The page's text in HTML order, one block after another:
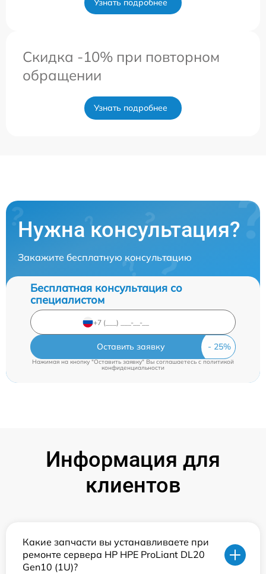
Узнать подробнее
Скидка -10% при повторном
обращении
Узнать подробнее
Нужна консультация?
Закажите бесплатную консультацию
Бесплатная консультация со
специалистом
Оставить заявку
Нажимая на кнопку "Оставить заявку" Вы соглашаетесь c политикой
конфиденциальности
Информация для
клиентов
Какие запчасти вы устанавливаете при
ремонте сервера HP HPE ProLiant DL20
Gen10 (1U)?